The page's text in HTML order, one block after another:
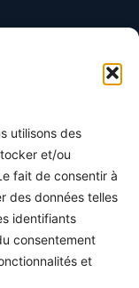
utilisons des
et/ou
fait de consentir à
des données telles
identifiants
consentement
et